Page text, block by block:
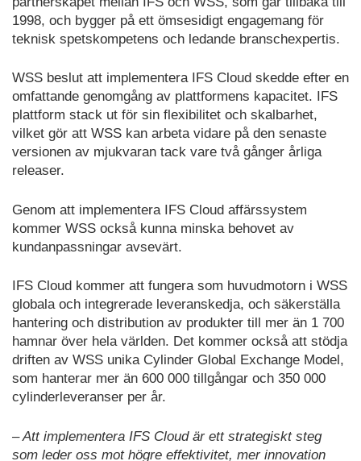
1998, och bygger på ett ömsesidigt engagemang för
teknisk spetskompetens och ledande branschexpertis.
WSS beslut att implementera IFS Cloud skedde efter en
omfattande genomgång av plattformens kapacitet. IFS
plattform stack ut för sin flexibilitet och skalbarhet,
vilket gör att WSS kan arbeta vidare på den senaste
versionen av mjukvaran tack vare två gånger årliga
releaser.
Genom att implementera IFS Cloud affärssystem
kommer WSS också kunna minska behovet av
kundanpassningar avsevärt.
IFS Cloud kommer att fungera som huvudmotorn i WSS
globala och integrerade leveranskedja, och säkerställa
hantering och distribution av produkter till mer än 1 700
hamnar över hela världen. Det kommer också att stödja
driften av WSS unika Cylinder Global Exchange Model,
som hanterar mer än 600 000 tillgångar och 350 000
cylinderleveranser per år.
– Att implementera IFS Cloud är ett strategiskt steg
som leder oss mot högre effektivitet, mer innovation